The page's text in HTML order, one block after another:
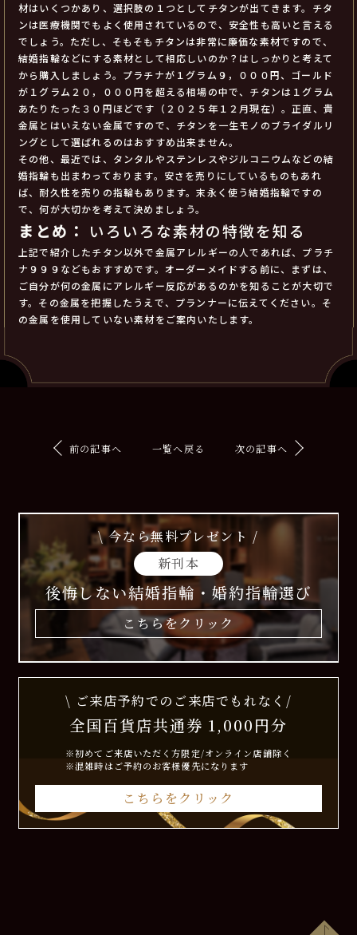
材はいくつかあり、選択肢の１つとしてチタンが出てきます。チタ
ンは医療機関でもよく使用されているので、安全性も高いと言える
でしょう。ただし、そもそもチタンは非常に廉価な素材ですので、
結婚指輪などにする素材として相応しいのか？はしっかりと考えて
から購入しましょう。プラチナが１グラム９，０００円、ゴールド
が１グラム２０，０００円を超える相場の中で、チタンは１グラム
あたりたった３０円ほどです（２０２５年１２月現在）。正直、貴
金属とはいえない金属ですので、チタンを一生モノのブライダルリ
ングとして選ばれるのはおすすめ出来ません。
その他、最近では、タンタルやステンレスやジルコニウムなどの結
婚指輪も出まわっております。安さを売りにしているものもあれ
ば、耐久性を売りの指輪もあります。末永く使う結婚指輪ですの
で、何が大切かを考えて決めましょう。
まとめ： いろいろな素材の特徴を知る
上記で紹介したチタン以外で金属アレルギーの人であれば、プラチ
ナ９９９などもおすすめです。オーダーメイドする前に、まずは、
ご自分が何の金属にアレルギー反応があるのかを知ることが大切で
す。その金属を把握したうえで、プランナーに伝えてください。そ
の金属を使用していない素材をご案内いたします。
前の記事へ 一覧へ戻る 次の記事へ
\ 今なら無料プレゼント /
新刊本
後悔しない結婚指輪・婚約指輪選び
こちらをクリック
\ ご来店予約でのご来店でもれなく/
全国百貨店共通券 1,000円分
※初めてご来店いただく方限定/オンライン店舗除く
※混雑時はご予約のお客様優先になります
こちらをクリック